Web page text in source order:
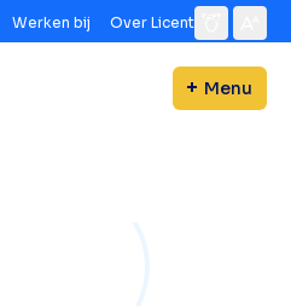
Werken bij Over Licent
Menu